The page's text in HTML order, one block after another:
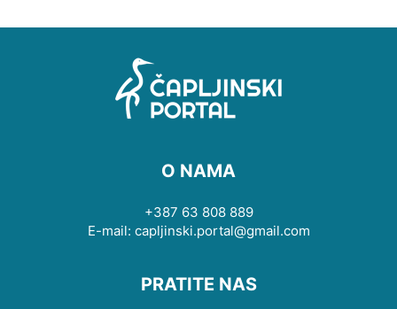
O NAMA
+387 63 808 889
E-mail: capljinski.portal@gmail.com
PRATITE NAS